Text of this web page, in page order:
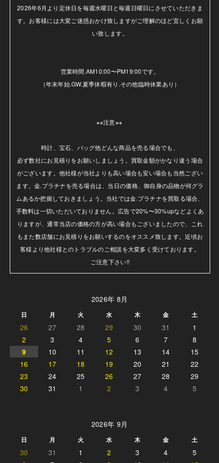
2026年6月より定休日を毎週水曜日と毎週日曜日にさせていただきま
す。お客様には大変ご迷惑おかけ致しますがご理解のほど宜しくお願
い致します。
営業時間.AM10:00〜PM19:00です。
（年末年始.GW.夏季休暇有り.その他臨時休業あり）
※※注意※※
時計、宝石、バッグ他どんな商品を売る場合でも、
必ず数社にお見積りをお願いしましょう。買取金額がかなり違う場合
がございます。他社様が当社よりも高い場合も安い場合も当然ござい
ます。金.プラチナを売る場合は、当日の価格、御自身の品物が何グラ
ムあるか把握しておきましょう。当社では金.プラチナを買取る場合、
手数料は一切いただいておりません。広告で20%〜30%upなどよくあ
りますが、通常当店の価格の方が高い場合もございましたので、これ
もまた数店舗にお見積りをお願いするのをオススメ致します。近頃お
客様より他社様とのトラブルのご相談を大変多く受けております。
ご注意下さい!!
2026年 8月
日 月 火 水 木 金 土
26 27 28 29 30 31
1
2
3 4 5 6 7
8
9
10 11 12 13 14
15
16
17 18 19 20 21
22
23
24 25 26 27 28
29
30
31 1 2 3 4 5
2026年 9月
日 月 火 水 木 金 土
30 31 1 2 3 4
5